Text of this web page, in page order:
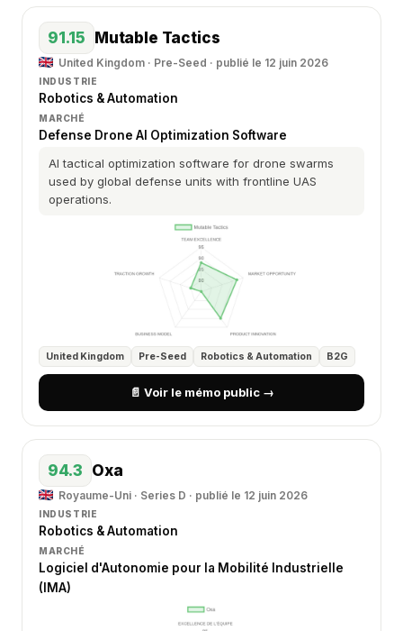
91.15 Mutable Tactics
United Kingdom · Pre-Seed · publié le 12 juin 2026
INDUSTRIE
Robotics & Automation
MARCHÉ
Defense Drone AI Optimization Software
AI tactical optimization software for drone swarms
used by global defense units with frontline UAS
operations.
United Kingdom Pre-Seed Robotics & Automation B2G
📄 Voir le mémo public →
94.3 Oxa
Royaume-Uni · Series D · publié le 12 juin 2026
INDUSTRIE
Robotics & Automation
MARCHÉ
Logiciel d'Autonomie pour la Mobilité Industrielle
(IMA)